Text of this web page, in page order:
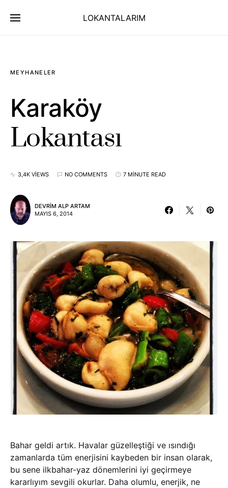
LOKANTALARIM
MEYHANELER
Karaköy
Lokantası
3,4K VIEWS NO COMMENTS 7 MINUTE READ
DEVRIM ALP ARTAM
MAYIS 6, 2014
Bahar geldi artık. Havalar güzelleştiği ve ısındığı
zamanlarda tüm enerjisini kaybeden bir insan olarak,
bu sene ilkbahar-yaz dönemlerini iyi geçirmeye
kararlıyım sevgili okurlar. Daha olumlu, enerjik, ne